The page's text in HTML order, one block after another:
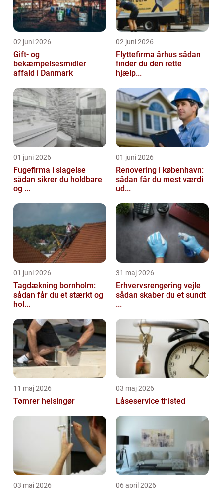
02 juni 2026
Gift- og
bekæmpelsesmidler
affald i Danmark
02 juni 2026
Flyttefirma århus sådan
finder du den rette
hjælp...
01 juni 2026
Fugefirma i slagelse
sådan sikrer du holdbare
og ...
01 juni 2026
Renovering i københavn:
sådan får du mest værdi
ud...
01 juni 2026
Tagdækning bornholm:
sådan får du et stærkt og
hol...
31 maj 2026
Erhvervsrengøring vejle
sådan skaber du et sundt
...
11 maj 2026
Tømrer helsingør
03 maj 2026
Låseservice thisted
03 maj 2026 06 april 2026